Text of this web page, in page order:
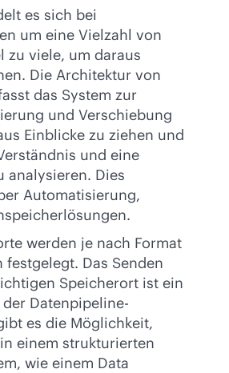
es sich bei
um eine Vielzahl von
zu viele, um daraus
Die Architektur von
das System zur
und Verschiebung
Einblicke zu ziehen und
und eine
analysieren. Dies
Automatisierung,
werden je nach Format
festgelegt. Das Senden
Speicherort ist ein
Datenpipeline-
es die Möglichkeit,
einem strukturierten
wie einem Data